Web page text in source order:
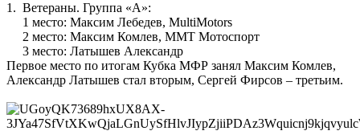
1. Ветераны. Группа «А»:
1 место: Максим Лебедев, MultiMotors
2 место: Максим Комлев, ММТ Мотоспорт
3 место: Латышев Александр
Первое место по итогам Кубка МФР занял Максим Комлев,
Александр Латышев стал вторым, Сергей Фирсов – третьим.